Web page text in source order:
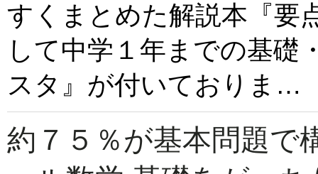
すくまとめた解説本『要
して中学１年までの基礎
スタ』が付いておりま…
約７５％が基本問題で